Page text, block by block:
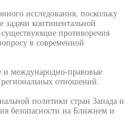
исследования, поскольку
задачи континентальной
противоречия
в современной
и международно-правовые
отношений.
политики стран Запада и
безопасности на Ближнем и